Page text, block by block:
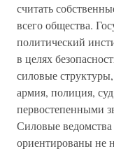
считать
всего общества.
политический
в целях
силовые
армия, полиция,
первостепенными
Силовые
ориентированы не